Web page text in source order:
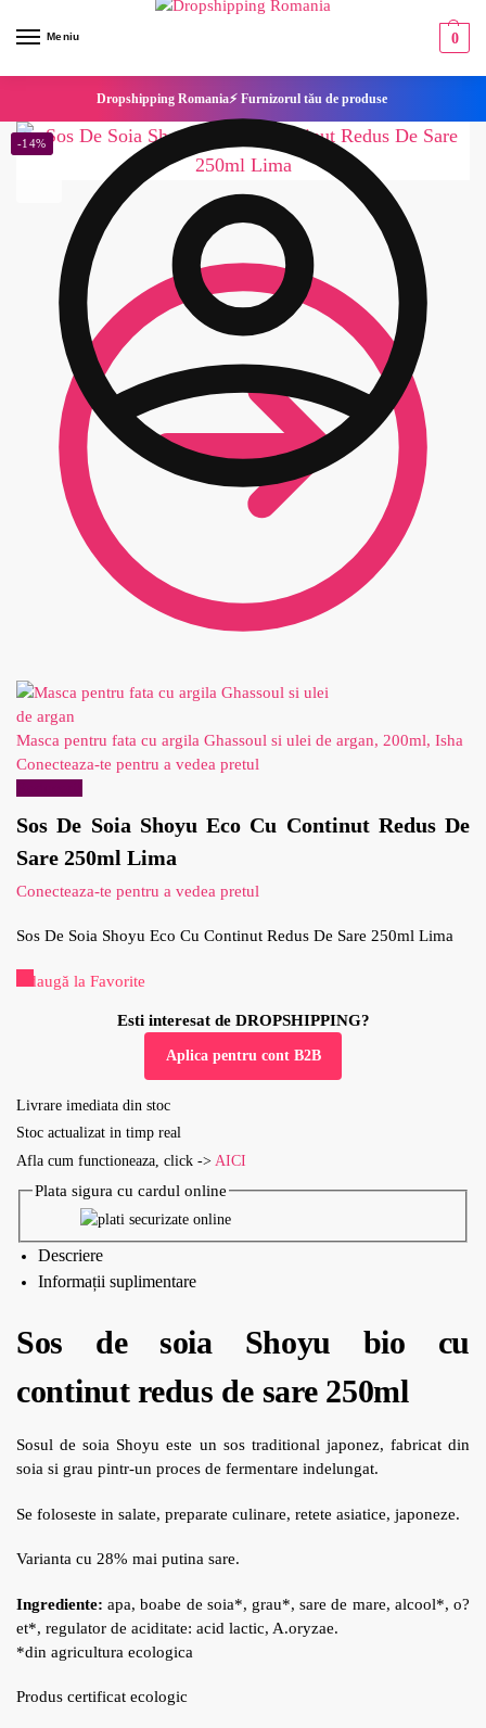
Meniu 0
Dropshipping Romania⚡ Furnizorul tău de produse
Masca pentru fata cu argila Ghassoul si ulei de argan, 200ml, Isha
Conecteaza-te pentru a vedea pretul
Sos De Soia Shoyu Eco Cu Continut Redus De
Sare 250ml Lima
Conecteaza-te pentru a vedea pretul
-14%
Sos De Soia Shoyu Eco Cu Continut Redus De Sare 250ml Lima
Adaugă la Favorite
Esti interesat de DROPSHIPPING?
Aplica pentru cont B2B
Livrare imediata din stoc
Stoc actualizat in timp real
Afla cum functioneaza, click -> AICI
Plata sigura cu cardul online
Descriere
Informații suplimentare
Sos de soia Shoyu bio cu
continut redus de sare 250ml
Sosul de soia Shoyu este un sos traditional japonez, fabricat din
soia si grau pintr-un proces de fermentare indelungat.
Se foloseste in salate, preparate culinare, retete asiatice, japoneze.
Varianta cu 28% mai putina sare.
Ingrediente:apa, boabe de soia*, grau*, sare de mare, alcool*, o?
et*, regulator de aciditate: acid lactic, A.oryzae.
*din agricultura ecologica
Produs certificat ecologic